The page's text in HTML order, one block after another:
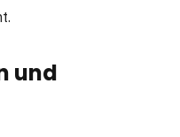
und